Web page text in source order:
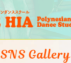
SNS Gallery